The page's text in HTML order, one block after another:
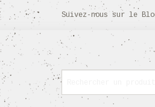
Suivez-nous sur le